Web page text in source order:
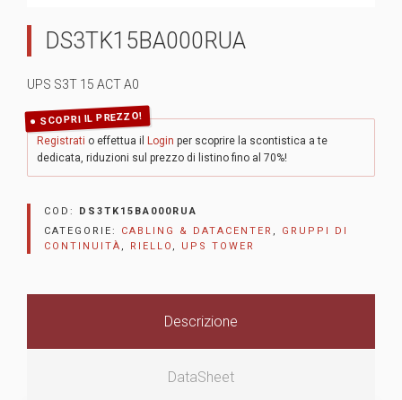
DS3TK15BA000RUA
UPS S3T 15 ACT A0
SCOPRI IL PREZZO!
Registrati o effettua il Login per scoprire la scontistica a te
dedicata, riduzioni sul prezzo di listino fino al 70%!
COD: DS3TK15BA000RUA
CATEGORIE: CABLING & DATACENTER
GRUPPI DI
CONTINUITÀ
RIELLO UPS TOWER
Descrizione
DataSheet